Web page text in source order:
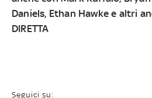
Daniels, Ethan Hawke e altri
DIRETTA
Seguici su: